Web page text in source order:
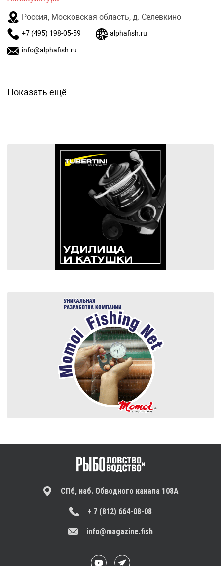
Россия, Московская область, д. Селевкино
+7 (495) 198-05-59
info@alphafish.ru
alphafish.ru
Показать ещё
СПб, наб. Обводного канала 108А
+ 7 (812) 664-08-08
info@magazine.fish